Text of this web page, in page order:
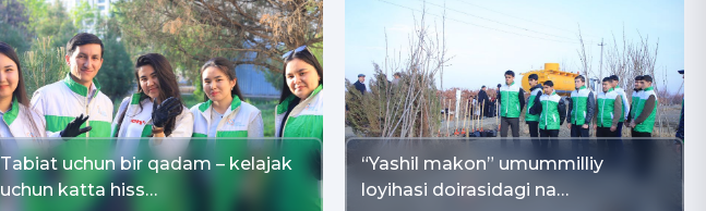
Tabiat uchun bir qadam – kelajak
uchun katta hiss…
“Yashil makon” umummilliy
loyihasi doirasidagi na…